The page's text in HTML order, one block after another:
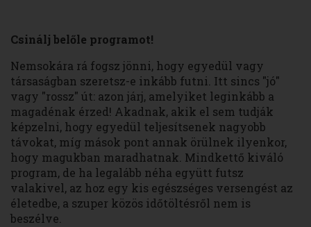
Csinálj belőle programot!
Nemsokára rá fogsz jönni, hogy egyedül vagy
társaságban szeretsz-e inkább futni. Itt sincs "jó"
vagy "rossz" út: azon járj, amelyiket leginkább a
magadénak érzed! Akadnak, akik el sem tudják
képzelni, hogy egyedül teljesítsenek nagyobb
távokat, míg mások pont annak örülnek ilyenkor,
hogy magukban maradhatnak. Mindkettő kiváló
program, de ha legalább néha együtt futsz
valakivel, az hoz egy kis egészséges versengést az
életedbe, a szuper közös időtöltésről nem is
beszélve.